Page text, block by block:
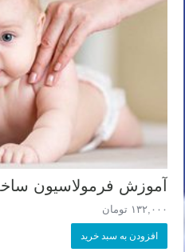
آموزش فرمولاسیون
۱۳۲,۰۰۰ تومان
افزودن به سبد خرید